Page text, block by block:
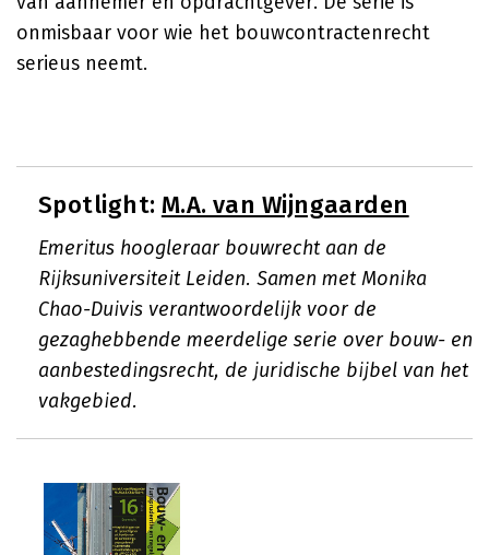
onmisbaar voor wie het bouwcontractenrecht
serieus neemt.
Spotlight: M.A. van Wijngaarden
Emeritus hoogleraar bouwrecht aan de
Rijksuniversiteit Leiden. Samen met Monika
Chao-Duivis verantwoordelijk voor de
gezaghebbende meerdelige serie over bouw- en
aanbestedingsrecht, de juridische bijbel van het
vakgebied.